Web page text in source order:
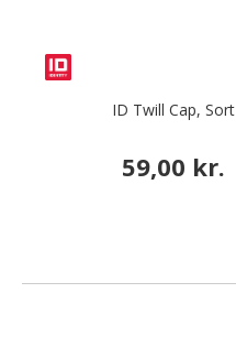
ID Twill Cap, Sort
59,00 kr.